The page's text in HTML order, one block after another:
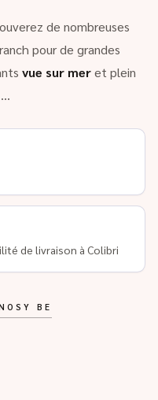
de nombreuses
pour de grandes
vue sur meret plein
de livraison à Colibri
BE